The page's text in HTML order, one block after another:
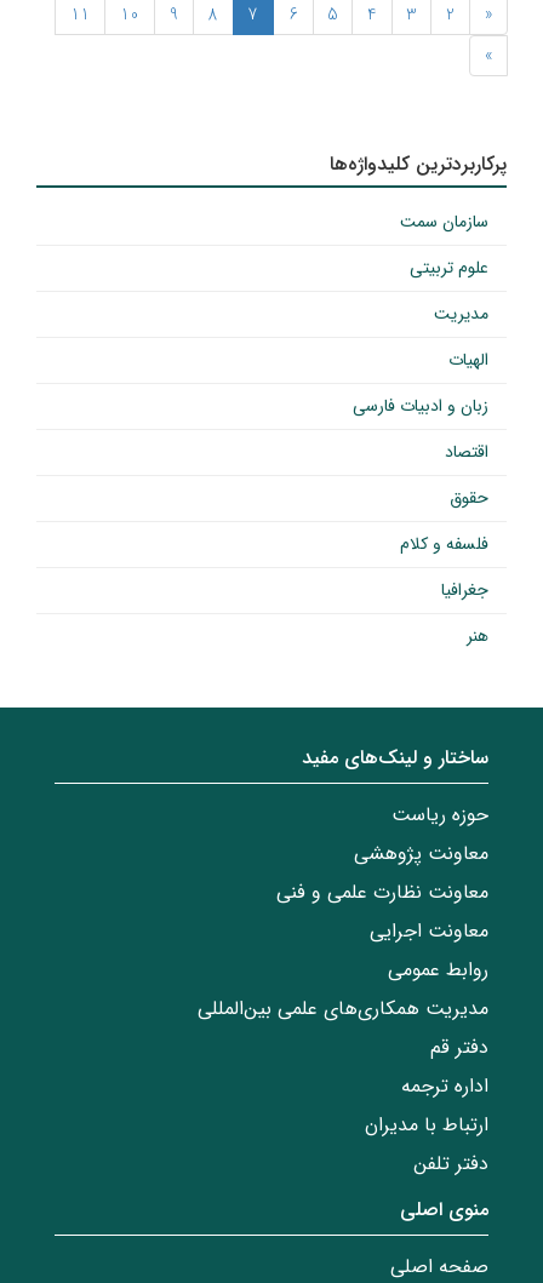
«
2
3
4
5
6
7
8
9
10
11
»
پرکاربردترین کلیدواژه‌ها
سازمان سمت
علوم تربیتی
مدیریت
الهیات
زبان و ادبیات فارسی
اقتصاد
حقوق
فلسفه و کلام
جغرافیا
هنر
ساختار‌‌ و‌‌ لینک‌های مفید
حوزه ریاست
معاونت پژوهشی
معاونت نظارت علمی و فنی
معاونت اجرایی
روابط عمومی
مدیریت همکاری‌های علمی بین‌المللی
دفتر قم
اداره ترجمه
ارتباط با مدیران
دفتر تلفن
منوی اصلی
صفحه اصلی